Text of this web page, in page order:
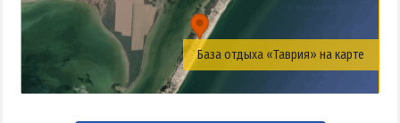
База отдыха «Таврия» на карте